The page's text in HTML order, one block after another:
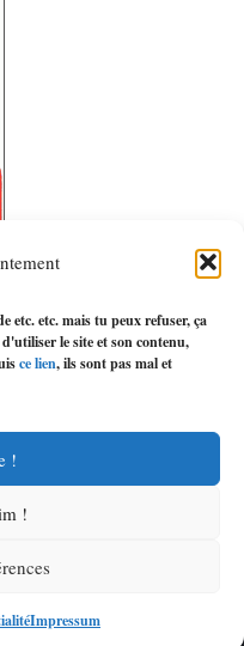
etc. etc. mais tu peux refuser, ça
le site et son contenu,
ce lien, ils sont pas mal et
!
!
Impressum
PRODUCTION LEURS
K.T.B RADIO 2026